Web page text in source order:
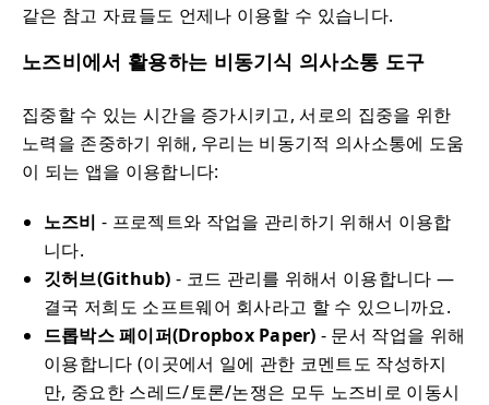
같은 참고 자료들도 언제나 이용할 수 있습니다.
노즈비에서 활용하는 비동기식 의사소통 도구
집중할 수 있는 시간을 증가시키고, 서로의 집중을 위한
노력을 존중하기 위해, 우리는 비동기적 의사소통에 도움
이 되는 앱을 이용합니다:
노즈비 - 프로젝트와 작업을 관리하기 위해서 이용합
니다.
깃허브(Github) - 코드 관리를 위해서 이용합니다 —
결국 저희도 소프트웨어 회사라고 할 수 있으니까요.
드롭박스 페이퍼(Dropbox Paper) - 문서 작업을 위해
이용합니다 (이곳에서 일에 관한 코멘트도 작성하지
만, 중요한 스레드/토론/논쟁은 모두 노즈비로 이동시